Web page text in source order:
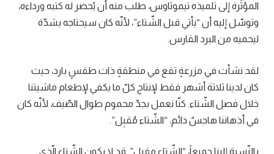
المؤثّرة إلى تلميذه تيموثاوس، طلب منه أن يُحضر له كتبه ورداءه،
وتوسّل إليه أن “يأتي قبل الشّتاء”، لأنّه كان سيحتاجه بشدّة
ليحميه من البرد القارس.
لقد نشأت في مزرعةٍ تقع في منطقةٍ ذات طقسٍ بارد، حيث
كان لدينا ثلاثة أشهر فقط لإنتاج كلّ ما يكفي لإطعام ماشيتنا
خلال فصل الشّتاء. كنّا نعمل بجدّ محموم طوال الصّيف، لأنّه كان
في أذهاننا هاجسٌ دائم: “الشّتاء مُقبِل”.
بالنّسبة إلينا جميعاً، “الشّتاء مقبل”. قد لا يكون الشّتاء الّذي